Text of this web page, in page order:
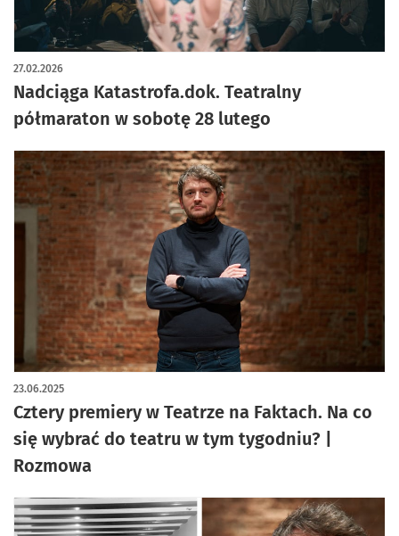
Nadciąga Katastrofa.dok. Teatralny
półmaraton w sobotę 28 lutego
27.02.2026
Cztery premiery w Teatrze na Faktach. Na co
się wybrać do teatru w tym tygodniu? |
Rozmowa
23.06.2025